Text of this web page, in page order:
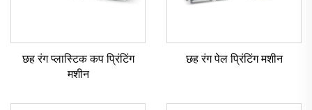
छह रंग प्लास्टिक कप प्रिंटिंग
मशीन
छह रंग पेल प्रिंटिंग मशीन